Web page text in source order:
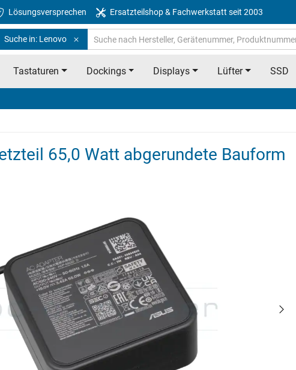
Lösungsversprechen Ersatzteilshop & Fachwerkstatt seit 2003
Suche in: Lenovo
Tastaturen Dockings Displays Lüfter SSD
65,0 Watt abgerundete Bauform